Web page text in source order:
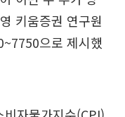
키움증권 연구원
으로 제시했